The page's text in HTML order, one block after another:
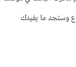
وستجد ما يفيدك